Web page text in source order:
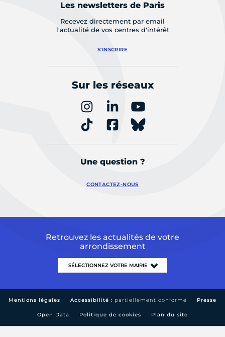
Les newsletters de Paris
Recevez directement par email
l'actualité de vos centres d'intérêt
S'INSCRIRE
Sur les réseaux
Une question ?
CONTACTEZ-NOUS
Retrouvez les actualités de votre
arrondissement
Mentions légales Accessibilité : partiellement conforme Presse
Open Data Politique de cookies Plan du site